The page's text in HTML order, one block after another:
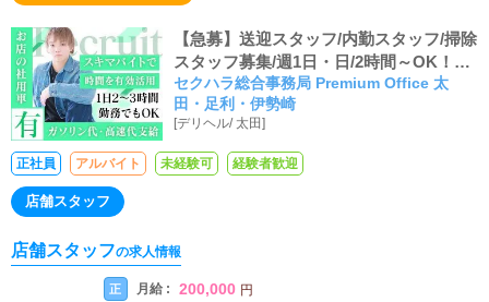
【急募】送迎スタッフ/内勤スタッフ/掃除
スタッフ募集/週1日・日/2時間～OK！
【昼間や深夜の空いている時間を活用し
ませんか】
セクハラ総合事務局 Premium Office 太
田・足利・伊勢崎
[デリヘル/ 太田]
正社員 アルバイト 未経験可 経験者歓迎
店舗スタッフ
店舗スタッフの求人情報
正 月給 : 200,000 円